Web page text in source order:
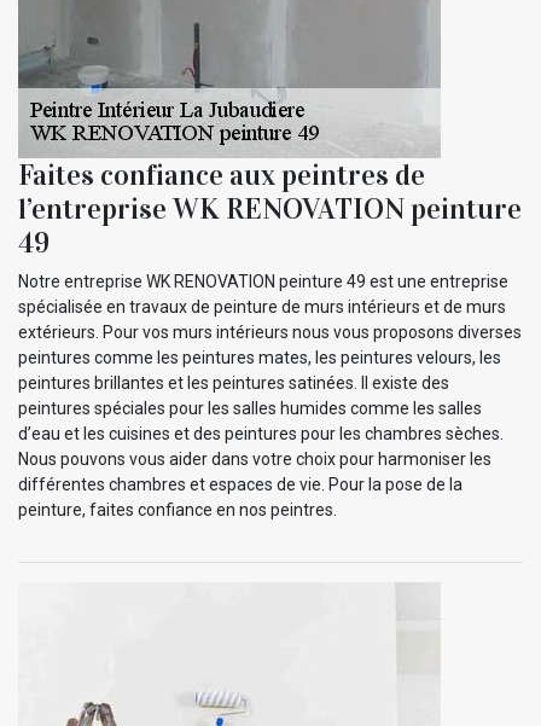
Faites confiance aux peintres de
l’entreprise WK RENOVATION peinture
49
Notre entreprise WK RENOVATION peinture 49 est une entreprise
spécialisée en travaux de peinture de murs intérieurs et de murs
extérieurs. Pour vos murs intérieurs nous vous proposons diverses
peintures comme les peintures mates, les peintures velours, les
peintures brillantes et les peintures satinées. Il existe des
peintures spéciales pour les salles humides comme les salles
d’eau et les cuisines et des peintures pour les chambres sèches.
Nous pouvons vous aider dans votre choix pour harmoniser les
différentes chambres et espaces de vie. Pour la pose de la
peinture, faites confiance en nos peintres.